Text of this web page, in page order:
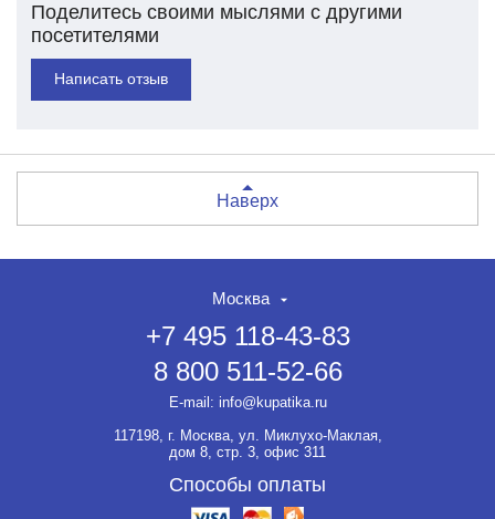
Поделитесь своими мыслями с другими
посетителями
Написать отзыв
Наверх
Москва
+7 495 118-43-83
8 800 511-52-66
E-mail: info@kupatika.ru
117198, г. Москва, ул. Миклухо-Маклая,
дом 8, стр. 3, офис 311
Способы оплаты